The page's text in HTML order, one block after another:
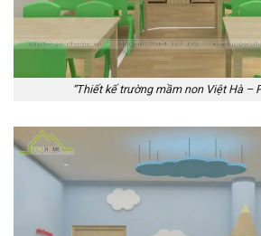
“Thiết kế trường mầm non Việt Hà –